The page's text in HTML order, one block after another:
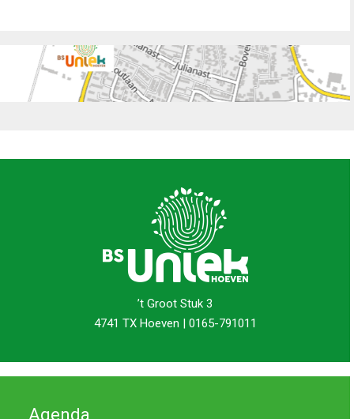
’t Groot Stuk 3
4741 TX Hoeven | 0165-791011
Agenda